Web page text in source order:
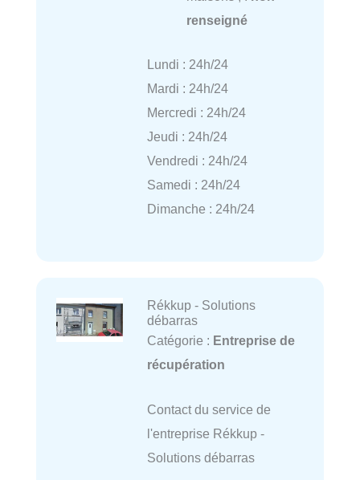
renseigné
Lundi : 24h/24
Mardi : 24h/24
Mercredi : 24h/24
Jeudi : 24h/24
Vendredi : 24h/24
Samedi : 24h/24
Dimanche : 24h/24
Rékkup - Solutions
débarras
Catégorie : Entreprise de
récupération
Contact du service de
l'entreprise Rékkup -
Solutions débarras